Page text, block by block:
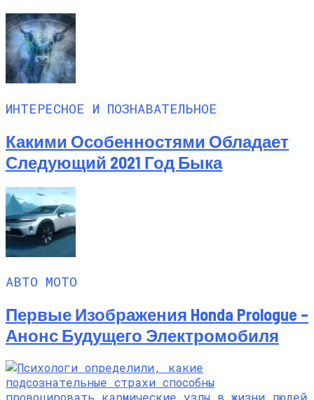
ИНТЕРЕСНОЕ И ПОЗНАВАТЕЛЬНОЕ
Какими Особенностями Обладает
Следующий 2021 Год Быка
АВТО МОТО
Первые Изображения Honda Prologue –
Анонс Будущего Электромобиля